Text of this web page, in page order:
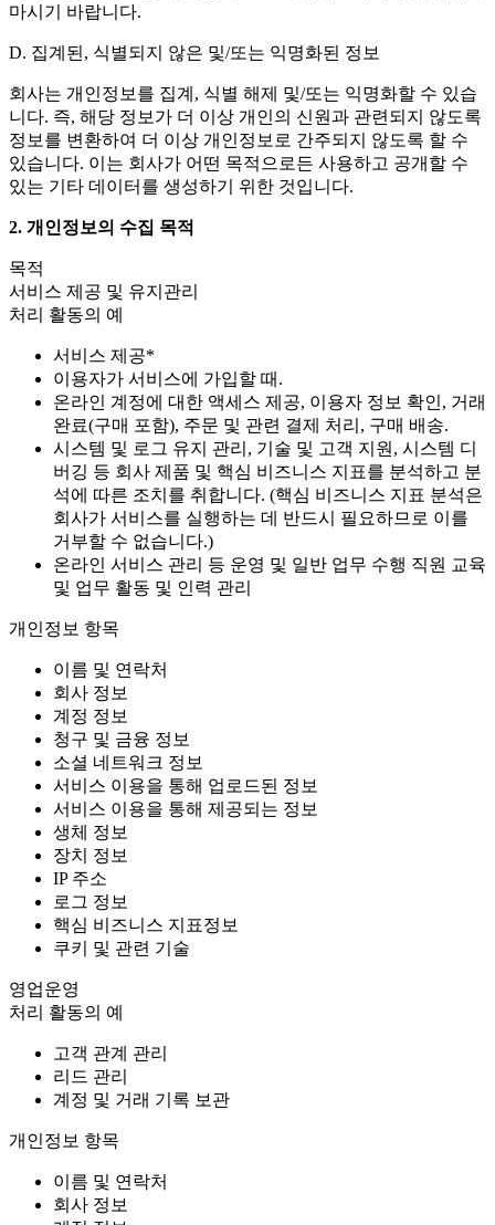
마시기 바랍니다.
D. 집계된, 식별되지 않은 및/또는 익명화된 정보
회사는 개인정보를 집계, 식별 해제 및/또는 익명화할 수 있습
니다. 즉, 해당 정보가 더 이상 개인의 신원과 관련되지 않도록
정보를 변환하여 더 이상 개인정보로 간주되지 않도록 할 수
있습니다. 이는 회사가 어떤 목적으로든 사용하고 공개할 수
있는 기타 데이터를 생성하기 위한 것입니다.
2. 개인정보의 수집 목적
목적
서비스 제공 및 유지관리
처리 활동의 예
서비스 제공*
이용자가 서비스에 가입할 때.
온라인 계정에 대한 액세스 제공, 이용자 정보 확인, 거래
완료(구매 포함), 주문 및 관련 결제 처리, 구매 배송.
시스템 및 로그 유지 관리, 기술 및 고객 지원, 시스템 디
버깅 등 회사 제품 및 핵심 비즈니스 지표를 분석하고 분
석에 따른 조치를 취합니다. (핵심 비즈니스 지표 분석은
회사가 서비스를 실행하는 데 반드시 필요하므로 이를
거부할 수 없습니다.)
온라인 서비스 관리 등 운영 및 일반 업무 수행 직원 교육
및 업무 활동 및 인력 관리
개인정보 항목
이름 및 연락처
회사 정보
계정 정보
청구 및 금융 정보
소셜 네트워크 정보
서비스 이용을 통해 업로드된 정보
서비스 이용을 통해 제공되는 정보
생체 정보
장치 정보
IP 주소
로그 정보
핵심 비즈니스 지표정보
쿠키 및 관련 기술
영업운영
처리 활동의 예
고객 관계 관리
리드 관리
계정 및 거래 기록 보관
개인정보 항목
이름 및 연락처
회사 정보